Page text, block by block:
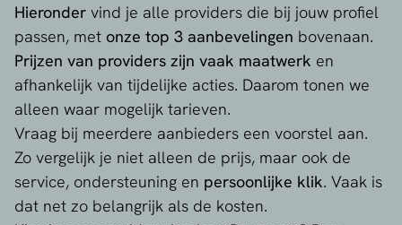
Hieronder vind je alle providers die bij jouw profiel
passen, met onze top 3 aanbevelingen bovenaan.
Prijzen van providers zijn vaak maatwerk en
afhankelijk van tijdelijke acties. Daarom tonen we
alleen waar mogelijk tarieven.
Vraag bij meerdere aanbieders een voorstel aan.
Zo vergelijk je niet alleen de prijs, maar ook de
service, ondersteuning en persoonlijke klik. Vaak is
dat net zo belangrijk als de kosten.